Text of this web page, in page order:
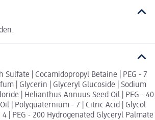
Sulfate | Cocamidopropyl Betaine | PEG - 7
| Glycerin | Glyceryl Glucoside | Sodium
| Helianthus Annuus Seed Oil | PEG - 40
| Polyquaternium - 7 | Citric Acid | Glycol
| PEG - 200 Hydrogenated Glyceryl Palmate